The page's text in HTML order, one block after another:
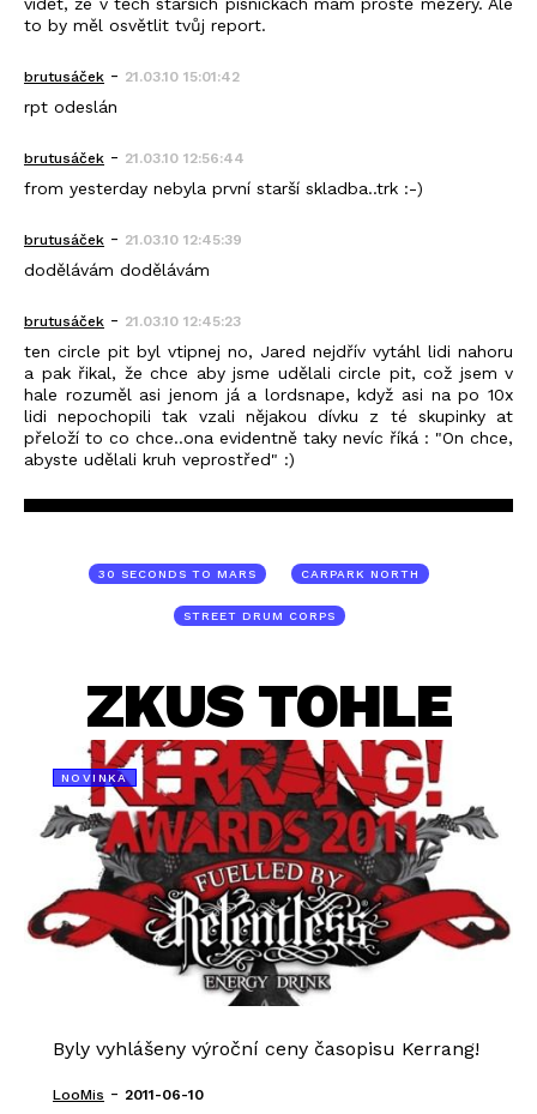
to by měl osvětlit tvůj report.
brutusáček - 21.03.10 15:01:42
rpt odeslán
brutusáček - 21.03.10 12:56:44
from yesterday nebyla první starší skladba..trk :-)
brutusáček - 21.03.10 12:45:39
dodělávám dodělávám
brutusáček - 21.03.10 12:45:23
ten circle pit byl vtipnej no, Jared nejdřív vytáhl lidi nahoru
a pak řikal, že chce aby jsme udělali circle pit, což jsem v
hale rozuměl asi jenom já a lordsnape, když asi na po 10x
lidi nepochopili tak vzali nějakou dívku z té skupinky at
přeloží to co chce..ona evidentně taky nevíc říká : "On chce,
abyste udělali kruh veprostřed" :)
30 SECONDS TO MARS CARPARK NORTH
STREET DRUM CORPS
ZKUS TOHLE
NOVINKA
Byly vyhlášeny výroční ceny časopisu Kerrang!
LooMis - 2011-06-10